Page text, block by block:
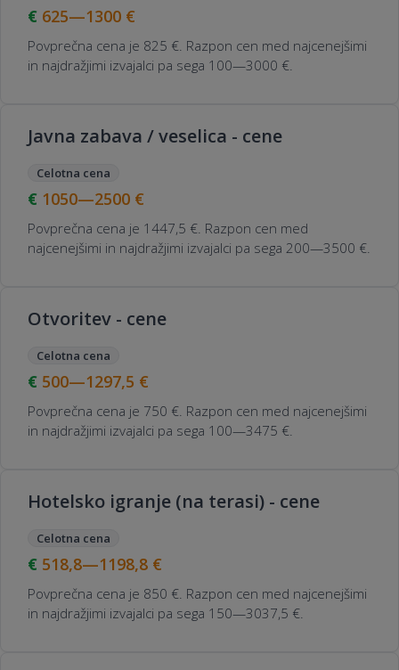
625—1300 €
Povprečna cena je 825 €. Razpon cen med najcenejšimi
in najdražjimi izvajalci pa sega 100—3000 €.
Javna zabava / veselica - cene
Celotna cena
1050—2500 €
Povprečna cena je 1447,5 €. Razpon cen med
najcenejšimi in najdražjimi izvajalci pa sega 200—3500 €.
Otvoritev - cene
Celotna cena
500—1297,5 €
Povprečna cena je 750 €. Razpon cen med najcenejšimi
in najdražjimi izvajalci pa sega 100—3475 €.
Hotelsko igranje (na terasi) - cene
Celotna cena
518,8—1198,8 €
Povprečna cena je 850 €. Razpon cen med najcenejšimi
in najdražjimi izvajalci pa sega 150—3037,5 €.